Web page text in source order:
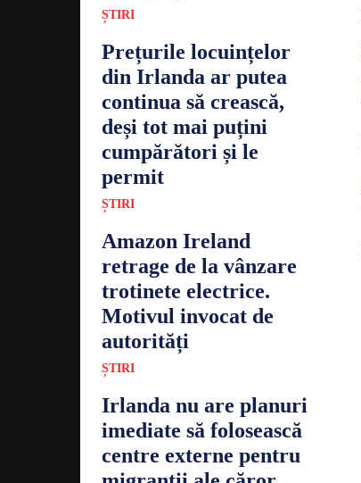
ȘTIRI
Prețurile locuințelor
din Irlanda ar putea
continua să crească,
deși tot mai puțini
cumpărători și le
permit
ȘTIRI
Amazon Ireland
retrage de la vânzare
trotinete electrice.
Motivul invocat de
autorități
ȘTIRI
Irlanda nu are planuri
imediate să folosească
centre externe pentru